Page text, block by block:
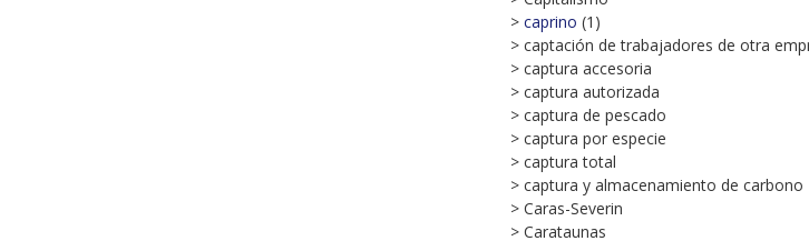
> caprino (1)
> captación de trabajadores de otra
> captura accesoria
> captura autorizada
> captura de pescado
> captura por especie
> captura total
> captura y almacenamiento de carbono
> Caras-Severin
> Carataunas